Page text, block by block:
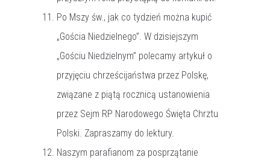
Po Mszy św., jak co tydzień można kupić
„Gościa Niedzielnego”. W dzisiejszym
„Gościu Niedzielnym” polecamy artykuł o
przyjęciu chrześcijaństwa przez Polskę,
związane z piątą rocznicą ustanowienia
przez Sejm RP Narodowego Święta Chrztu
Polski. Zapraszamy do lektury.
Naszym parafianom za posprzątanie